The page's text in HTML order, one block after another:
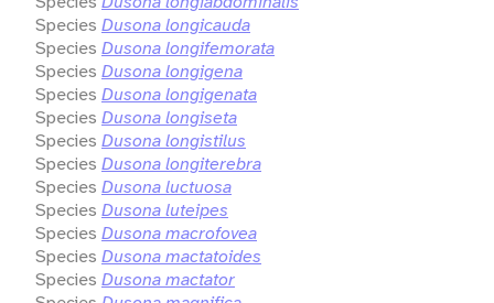
Species Dusona longicauda
Species Dusona longifemorata
Species Dusona longigena
Species Dusona longigenata
Species Dusona longiseta
Species Dusona longistilus
Species Dusona longiterebra
Species Dusona luctuosa
Species Dusona luteipes
Species Dusona macrofovea
Species Dusona mactatoides
Species Dusona mactator